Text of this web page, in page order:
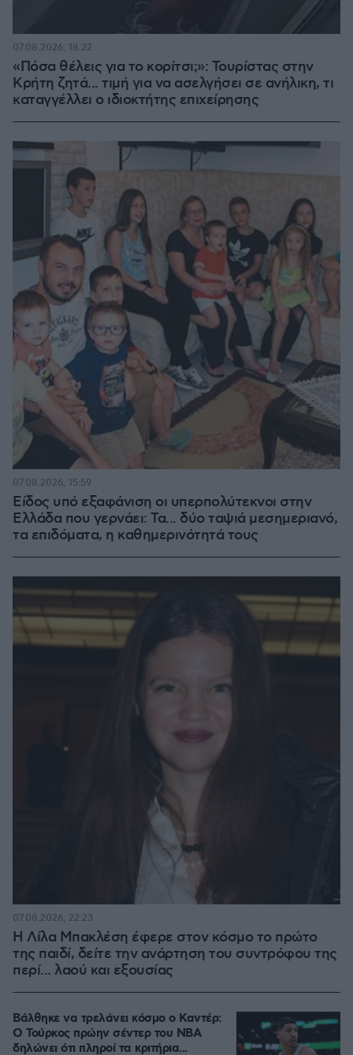
«Πόσα θέλεις για το κορίτσι;»: Τουρίστας στην
Κρήτη ζητά... τιμή για να ασελγήσει σε ανήλικη, τι
καταγγέλλει ο ιδιοκτήτης επιχείρησης
07.08.2026, 18:22
Είδος υπό εξαφάνιση οι υπερπολύτεκνοι στην
Ελλάδα που γερνάει: Τα... δύο ταψιά μεσημεριανό,
τα επιδόματα, η καθημερινότητά τους
07.08.2026, 15:59
Η Λίλα Μπακλέση έφερε στον κόσμο το πρώτο
της παιδί, δείτε την ανάρτηση του συντρόφου της
περί... λαού και εξουσίας
07.08.2026, 22:23
Βάλθηκε να τρελάνει κόσμο ο Καντέρ:
Ο Τούρκος πρώην σέντερ του NBA
δηλώνει ότι πληροί τα κριτήρια...